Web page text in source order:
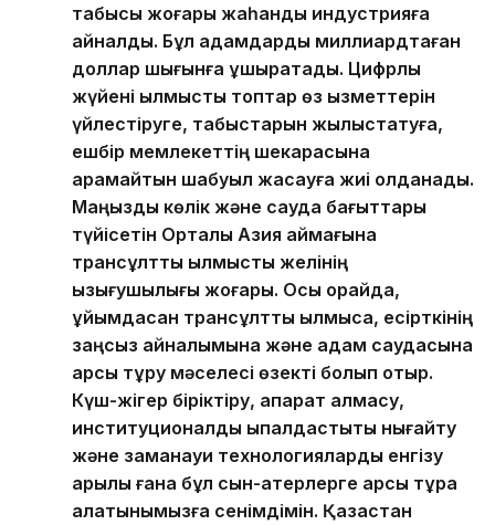
табысы жоғары жаһандық индустрияға
айналды. Бұл адамдарды миллиардтаған
доллар шығынға ұшыратады. Цифрлық
жүйені қылмыстық топтар өз қызметтерін
үйлестіруге, табыстарын жылыстатуға,
ешбір мемлекеттің шекарасына
қарамайтын шабуыл жасауға жиі қолданады.
Маңызды көлік және сауда бағыттары
түйісетін Орталық Азия аймағына
трансұлттық қылмыстық желінің
қызығушылығы жоғары. Осы орайда,
ұйымдасқан трансұлттық қылмысқа, есірткінің
заңсыз айналымына және адам саудасына
қарсы тұру мәселесі өзекті болып отыр.
Күш-жігер біріктіру, ақпарат алмасу,
институционалдық ықпалдастықты нығайту
және заманауи технологияларды енгізу
арқылы ғана бұл сын-қатерлерге қарсы тұра
алатынымызға сенімдімін. Қазақстан